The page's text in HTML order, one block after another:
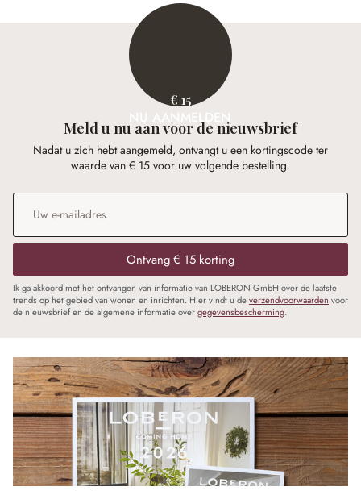
€ 15
NU AANMELDEN
Meld u nu aan voor de nieuwsbrief
Nadat u zich hebt aangemeld, ontvangt u een kortingscode ter
waarde van € 15 voor uw volgende bestelling.
E-mailadres
Ontvang € 15 korting
Ik ga akkoord met het ontvangen van informatie van LOBERON GmbH over de laatste
trends op het gebied van wonen en inrichten. Hier vindt u deverzendvoorwaarden voor
de nieuwsbrief en de algemene informatie overgegevensbescherming.